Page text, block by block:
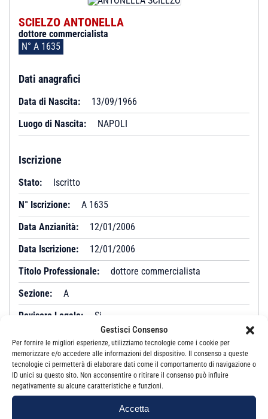
Gestisci Consenso
Per fornire le migliori esperienze, utilizziamo tecnologie come i cookie per
memorizzare e/o accedere alle informazioni del dispositivo. Il consenso a queste
tecnologie ci permetterà di elaborare dati come il comportamento di navigazione o
ID unici su questo sito. Non acconsentire o ritirare il consenso può influire
negativamente su alcune caratteristiche e funzioni.
Accetta
SCIELZO ANTONELLA
dottore commercialista
N° A 1635
Dati anagrafici
Data di Nascita:
13/09/1966
Luogo di Nascita:
NAPOLI
Iscrizione
Stato:
Iscritto
N° Iscrizione:
A 1635
Data Anzianità:
12/01/2006
Data Iscrizione:
12/01/2006
Titolo Professionale:
dottore commercialista
Sezione:
A
Revisore Legale:
Si
Iscrizione:
Albo
Studio
Email:
antonellascielzo@gmail.com